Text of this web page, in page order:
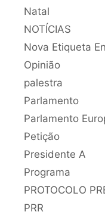
Natal
NOTÍCIAS
Nova Etiqueta
Opinião
palestra
Parlamento
Parlamento
Petição
Presidente A
Programa
PROTOCOLO
PRR